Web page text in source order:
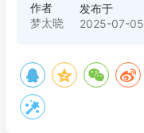
作者
梦太晓
发布于
2025-07-05